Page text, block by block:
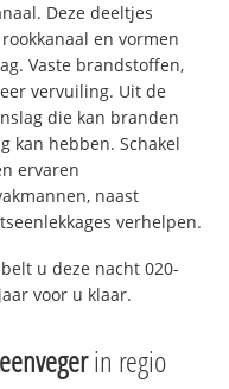
Deze deeltjes
en vormen
Vaste brandstoffen,
vervuiling. Uit de
die kan branden
kan hebben. Schakel
ervaren
naast
verhelpen.
belt u deze nacht 020-
voor u klaar.
in regio